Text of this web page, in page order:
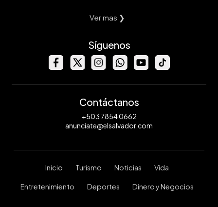
Ver mas ❯
Síguenos
Contáctanos
+503 7854 0662
anunciate@elsalvador.com
Inicio Turismo Noticias Vida
Entretenimiento Deportes Dinero y Negocios